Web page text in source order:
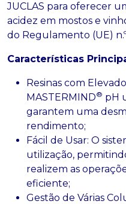
JUCLAS para oferecer
acidez em mostos e
do Regulamento (UE)
Características
Resinas com
MASTERMIND® pH
garantem uma
rendimento;
Fácil de Usar: O
utilização,
realizem as
eficiente;
Gestão de Várias